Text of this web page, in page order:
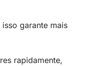
garante mais
rapidamente,